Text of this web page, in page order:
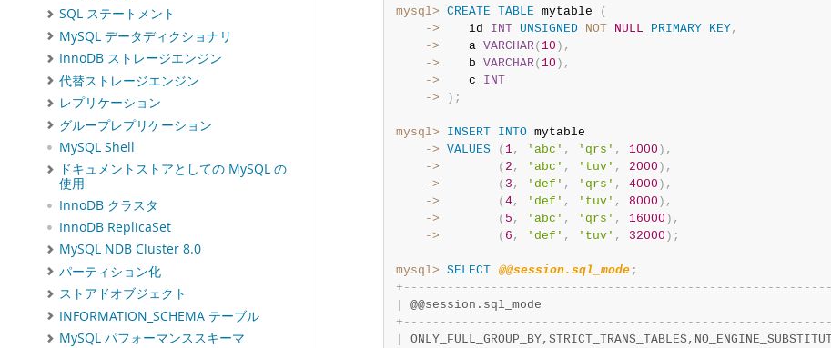
SQL ステートメント
MySQL データディクショナリ
InnoDB ストレージエンジン
代替ストレージエンジン
レプリケーション
グループレプリケーション
MySQL Shell
ドキュメントストアとしての MySQL の
使用
InnoDB クラスタ
InnoDB ReplicaSet
MySQL NDB Cluster 8.0
パーティション化
ストアドオブジェクト
INFORMATION_SCHEMA テーブル
MySQL パフォーマンススキーマ
mysql> CREATE TABLE mytable
(
    ->
    id
INT UNSIGNED NOT NULL PRIMARY KEY,
    ->
    a
VARCHAR( 10 ) ,
    ->
    b
VARCHAR( 10 ) ,
    ->
    c
INT
    ->
) ;
mysql> INSERT INTO
    ->
VALUES ( 1, 'abc' , 'qrs' , 1000 ) ,
    ->
( 2 , 'abc' , 'tuv' , 2000 ) ,
    ->
( 3 , 'def' , 'qrs' , 4000 ) ,
    ->
(4, 'def' , 'tuv' , 8000 ) ,
    ->
( 5 , 'abc' , 'qrs' , 16000 ) ,
    ->
( 6 , 'def' , 'tuv' , 32000 ) ;
mysql> SELECT @@session.sql_mode ;
+ - - - - - - - - - - - - - - - - - - - - - - - - - - - - - - - - - - - - - - - - - - - - - - - - - - - - - - - - - - -
+ - - - - - - - - - - - - - - - - - - - - - - - - - - - - - - - - - - - - - - - - - - - - - - - - - - - - - - - - - - -